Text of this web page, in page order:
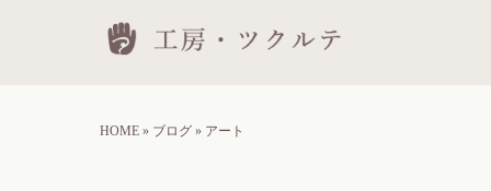
HOME » ブログ » アート